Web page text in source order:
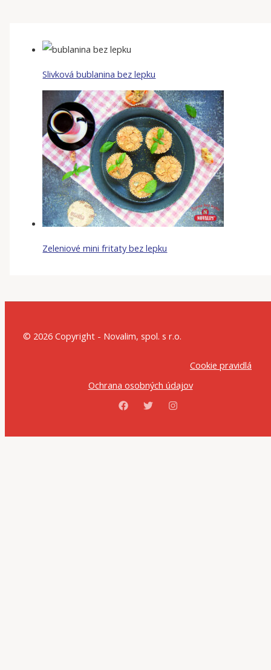
Slivková bublanina bez lepku
Zeleniové mini fritaty bez lepku
© 2026 Copyright - Novalim, spol. s r.o.
Cookie pravidlá
Ochrana osobných údajov